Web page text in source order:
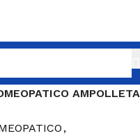
AMPOLLETA
,